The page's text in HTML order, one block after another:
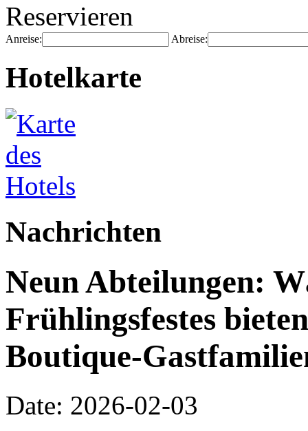
Reservieren
Anreise: Abreise:
Hotelkarte
Nachrichten
Neun Abteilungen:
Frühlingsfestes
Boutique-
Date: 2026-02-03